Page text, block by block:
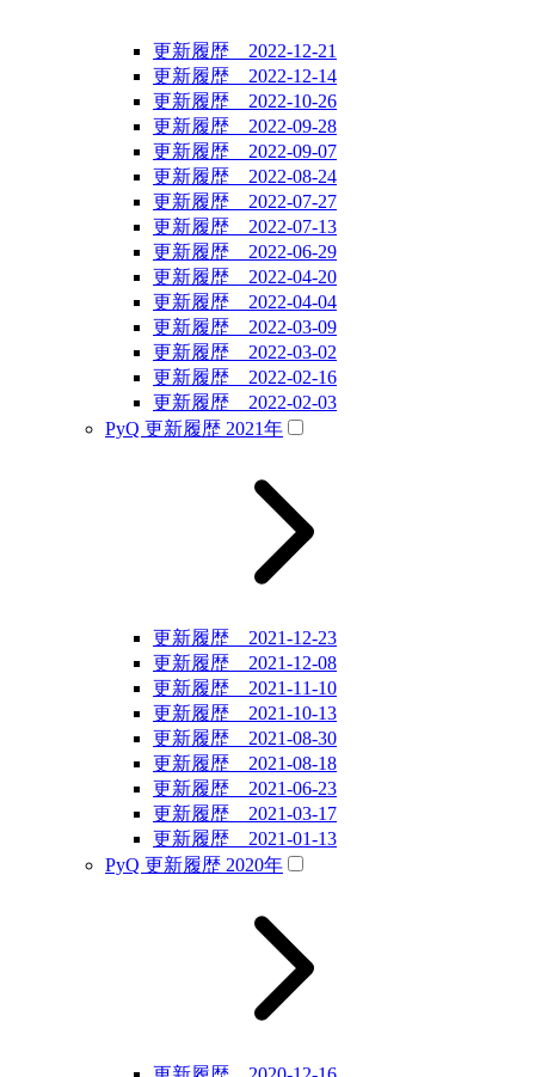
更新履歴 2022-12-21
更新履歴 2022-12-14
更新履歴 2022-10-26
更新履歴 2022-09-28
更新履歴 2022-09-07
更新履歴 2022-08-24
更新履歴 2022-07-27
更新履歴 2022-07-13
更新履歴 2022-06-29
更新履歴 2022-04-20
更新履歴 2022-04-04
更新履歴 2022-03-09
更新履歴 2022-03-02
更新履歴 2022-02-16
更新履歴 2022-02-03
PyQ 更新履歴 2021年
更新履歴 2021-12-23
更新履歴 2021-12-08
更新履歴 2021-11-10
更新履歴 2021-10-13
更新履歴 2021-08-30
更新履歴 2021-08-18
更新履歴 2021-06-23
更新履歴 2021-03-17
更新履歴 2021-01-13
PyQ 更新履歴 2020年